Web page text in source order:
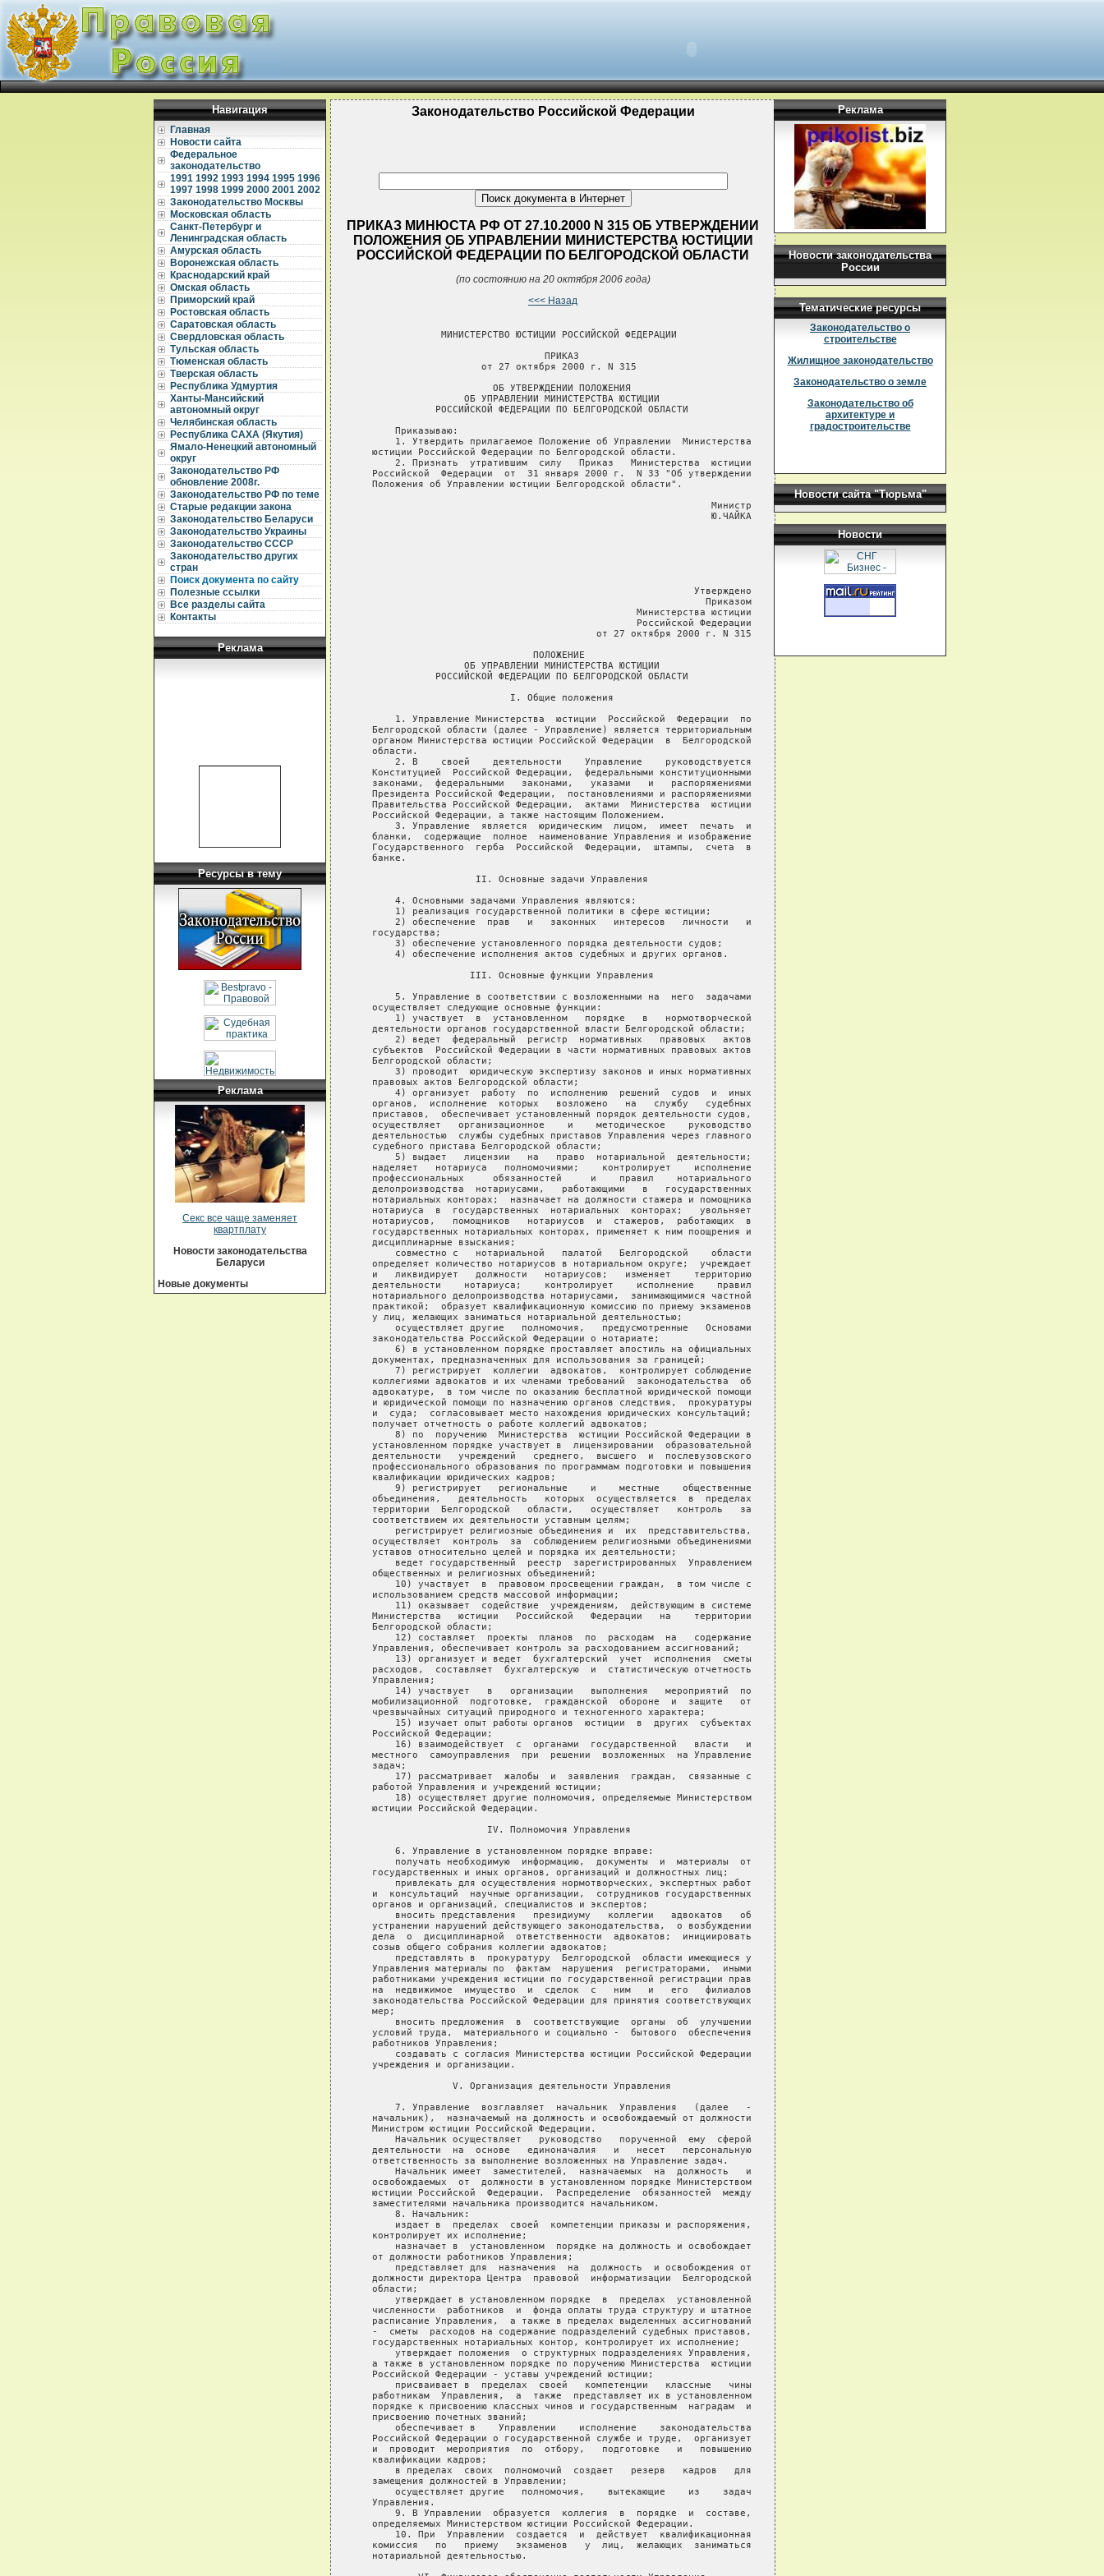
Навигация
Главная
Новости сайта
Федеральное
законодательство
1991 1992 1993 1994 1995 1996
1997 1998 1999 2000 2001 2002
Законодательство Москвы
Московская область
Санкт-Петербург и
Ленинградская область
Амурская область
Воронежская область
Краснодарский край
Омская область
Приморский край
Ростовская область
Саратовская область
Свердловская область
Тульская область
Тюменская область
Тверская область
Республика Удмуртия
Ханты-Мансийский
автономный округ
Челябинская область
Республика САХА (Якутия)
Ямало-Ненецкий автономный
округ
Законодательство РФ
обновление 2008г.
Законодательство РФ по теме
Старые редакции закона
Законодательство Беларуси
Законодательство Украины
Законодательство СССР
Законодательство других
стран
Поиск документа по сайту
Полезные ссылки
Все разделы сайта
Контакты
Реклама
Ресурсы в тему
Реклама
Секс все чаще заменяет
квартплату
Новости законодательства
Беларуси
Новые документы
Законодательство Российской Федерации
ПРИКАЗ МИНЮСТА РФ ОТ 27.10.2000 N 315 ОБ УТВЕРЖДЕНИИ
ПОЛОЖЕНИЯ ОБ УПРАВЛЕНИИ МИНИСТЕРСТВА ЮСТИЦИИ
РОССИЙСКОЙ ФЕДЕРАЦИИ ПО БЕЛГОРОДСКОЙ ОБЛАСТИ
(по состоянию на 20 октября 2006 года)
<<< Назад
Реклама
Новости законодательства
России
Тематические ресурсы
Законодательство о
строительстве
Жилищное законодательство
Законодательство о земле
Законодательство об
архитектуре и
градостроительстве
Новости сайта "Тюрьма"
Новости